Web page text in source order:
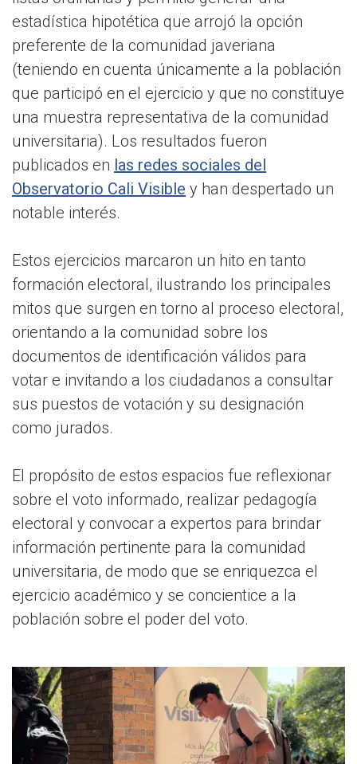
estadística hipotética que arrojó la opción
preferente de la comunidad javeriana
(teniendo en cuenta únicamente a la población
que participó en el ejercicio y que no constituye
una muestra representativa de la comunidad
universitaria). Los resultados fueron
publicados en las redes sociales del
Observatorio Cali Visible y han despertado un
notable interés.
Estos ejercicios marcaron un hito en tanto
formación electoral, ilustrando los principales
mitos que surgen en torno al proceso electoral,
orientando a la comunidad sobre los
documentos de identificación válidos para
votar e invitando a los ciudadanos a consultar
sus puestos de votación y su designación
como jurados.
El propósito de estos espacios fue reflexionar
sobre el voto informado, realizar pedagogía
electoral y convocar a expertos para brindar
información pertinente para la comunidad
universitaria, de modo que se enriquezca el
ejercicio académico y se concientice a la
población sobre el poder del voto.